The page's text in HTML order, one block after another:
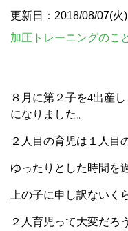
更新日：2018/08/07(火)
加圧トレーニングのこ
８月に第２子を4出産
になりました。
２人目の育児は１人目
ゆったりとした時間を
上の子に申し訳ないく
２人育児って大変だろ